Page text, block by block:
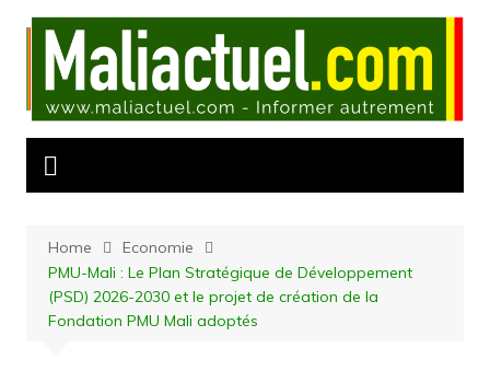
content
Home
Economie
PMU-Mali : Le Plan Stratégique de Développement
(PSD) 2026-2030 et le projet de création de la
Fondation PMU Mali adoptés